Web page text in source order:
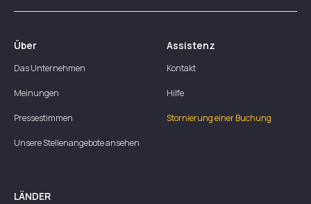
Über
Das Unternehmen
Meinungen
Pressestimmen
Unsere Stellenangebote ansehen
Assistenz
Kontakt
Hilfe
Stornierung einer Buchung
LÄNDER